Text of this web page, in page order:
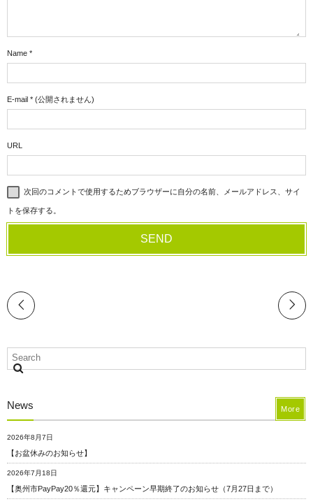
Name *
E-mail * (公開されません)
URL
次回のコメントで使用するためブラウザーに自分の名前、メールアドレス、サイ
トを保存する。
News
2026年8月7日
【お盆休みのお知らせ】
2026年7月18日
【奥州市PayPay20％還元】キャンペーン早期終了のお知らせ（7月27日まで）
More